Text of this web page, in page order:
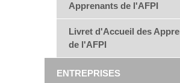
Apprenants de l'AFPI
Livret d'Accueil des
de l'AFPI
ENTREPRISES